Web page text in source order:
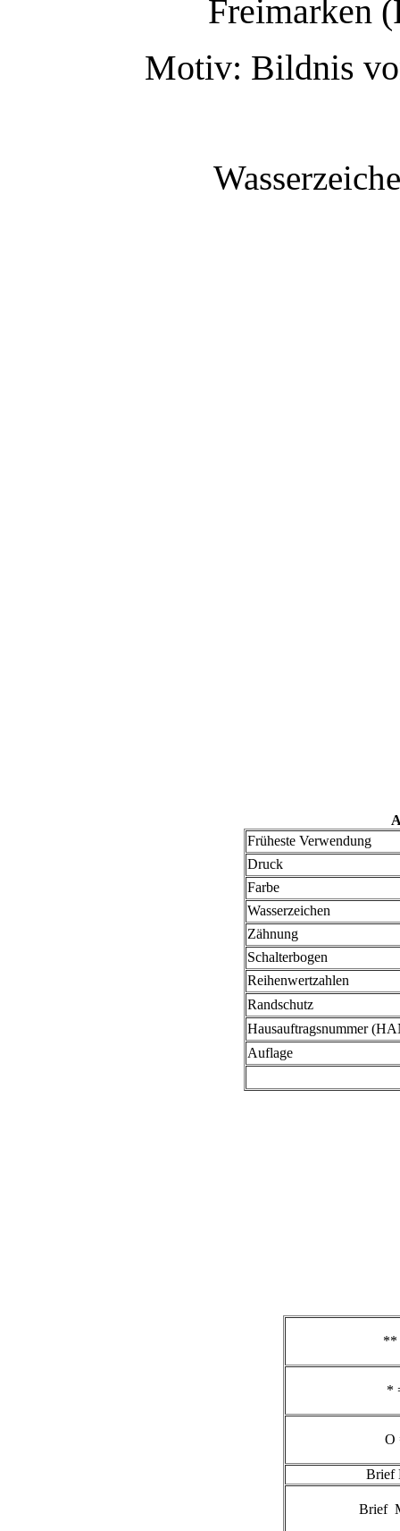
Freimarken
Motiv: Bildnis
Früheste Verwendung
Druck
Farbe
Wasserzeichen
Zähnung
Schalterbogen
Reihenwertzahlen
Randschutz
Hausauftragsnummer
Auflage
**
*
O
Brief
Brief